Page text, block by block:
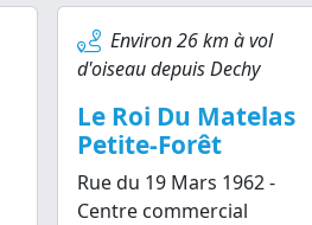
Environ 26 km à vol
d'oiseau depuis Dechy
Le Roi Du Matelas
Petite-Forêt
Rue du 19 Mars 1962 -
Centre commercial